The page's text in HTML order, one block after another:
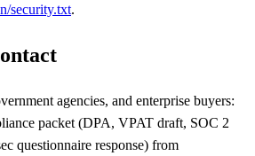
security.txt.
agencies, and enterprise buyers:
packet (DPA, VPAT draft, SOC 2
questionnaire response) from